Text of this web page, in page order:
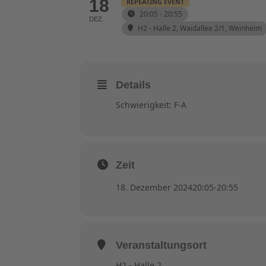
18
DEZ.
20:05 - 20:55
H2 - Halle 2, Waidallee 2/1, Weinheim
Details
Schwierigkeit: F-A
Zeit
18. Dezember 202420:05-20:55
Veranstaltungsort